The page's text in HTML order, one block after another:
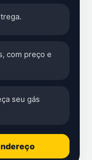
com preço e
seu gás